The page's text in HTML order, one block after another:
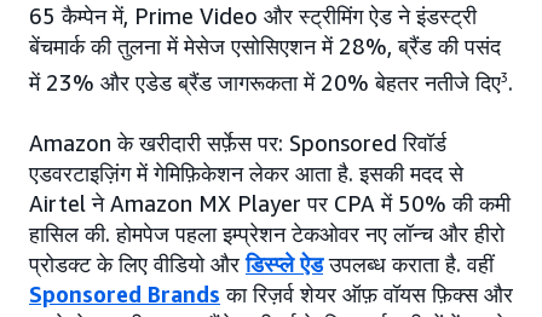
65 कैम्पेन में, Prime Video और स्ट्रीमिंग ऐड ने इंडस्ट्री
बेंचमार्क की तुलना में मेसेज एसोसिएशन में 28%, ब्रैंड की पसंद
में 23% और एडेड ब्रैंड जागरूकता में 20% बेहतर नतीजे दिए3.
Amazon के खरीदारी सर्फ़ेस पर: Sponsored रिवॉर्ड
एडवरटाइज़िंग में गेमिफ़िकेशन लेकर आता है. इसकी मदद से
Airtel ने Amazon MX Player पर CPA में 50% की कमी
हासिल की. होमपेज पहला इम्प्रेशन टेकओवर नए लॉन्च और हीरो
प्रोडक्ट के लिए वीडियो औरडिस्प्ले ऐडउपलब्ध कराता है. वहीं
Sponsored Brands का रिज़र्व शेयर ऑफ़ वॉयस फ़िक्स और